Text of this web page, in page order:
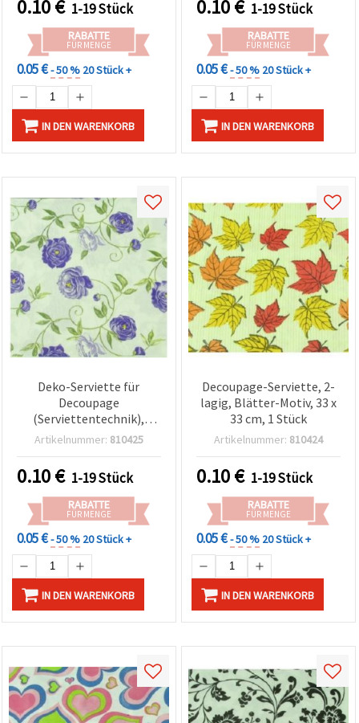
0.10€ 1-19 Stück
RABATTE
FÜR MENGE
0.05 €- 50 % 20 Stück +
IN DEN WARENKORB
0.10€ 1-19 Stück
RABATTE
FÜR MENGE
0.05 €- 50 % 20 Stück +
IN DEN WARENKORB
Deko-Serviette für
Decoupage
(Serviettentechnik),
2‑lagig, 33 x 33 cm, 1
Artikelnummer: 810425
0.10€ 1-19 Stück
RABATTE
FÜR MENGE
0.05 €- 50 % 20 Stück +
IN DEN WARENKORB
Decoupage-Serviette, 2-
lagig, Blätter-Motiv, 33 x
33 cm, 1 Stück
Artikelnummer: 810424
0.10€ 1-19 Stück
RABATTE
FÜR MENGE
0.05 €- 50 % 20 Stück +
IN DEN WARENKORB